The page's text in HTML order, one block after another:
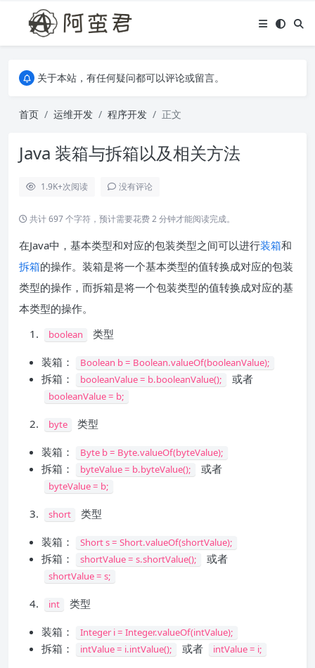
关于本站，有任何疑问都可以评论或留言。
关于本站，有任何疑问都可以评论或留言。
首页
运维开发 程序开发 正文
Java 装箱与拆箱以及相关方法
1.9K+次阅读 没有评论
共计 697 个字符，预计需要花费 2 分钟才能阅读完成。
在Java中，基本类型和对应的包装类型之间可以进行装箱和
拆箱的操作。装箱是将一个基本类型的值转换成对应的包装
类型的操作，而拆箱是将一个包装类型的值转换成对应的基
本类型的操作。
boolean
类型
装箱：
Boolean b = Boolean.valueOf(booleanValue);
拆箱： booleanValue = b.booleanValue(); 或者
booleanValue = b;
byte
类型
装箱：
Byte b = Byte.valueOf(byteValue);
拆箱： byteValue = b.byteValue(); 或者
byteValue = b;
short
类型
装箱：
Short s = Short.valueOf(shortValue);
拆箱： shortValue = s.shortValue(); 或者
shortValue = s;
int
类型
装箱：
Integer i = Integer.valueOf(intValue);
拆箱： intValue = i.intValue(); 或者 intValue = i;